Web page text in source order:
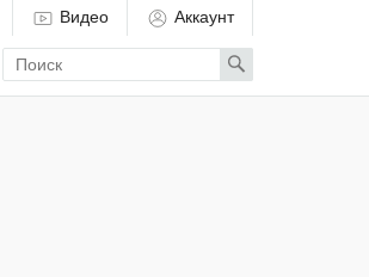
Видео Аккаунт
Enter
search
term
Search